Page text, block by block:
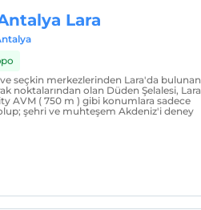
Lara
seçkin merkezlerinden Lara'da bulunan
noktalarından olan Düden Şelalesi, Lara
AVM ( 750 m ) gibi konumlara sadece
şehri̇ ve muhteşem Akdeniz'i deney